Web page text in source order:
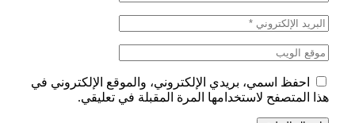
احفظ اسمي، بريدي الإلكتروني، والموقع الإلكتروني في
هذا المتصفح لاستخدامها المرة المقبلة في تعليقي.